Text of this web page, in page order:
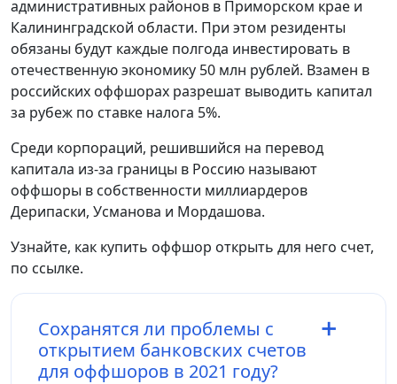
административных районов в Приморском крае и
Калининградской области. При этом резиденты
обязаны будут каждые полгода инвестировать в
отечественную экономику 50 млн рублей. Взамен в
российских оффшорах разрешат выводить капитал
за рубеж по ставке налога 5%.
Среди корпораций, решившийся на перевод
капитала из-за границы в Россию называют
оффшоры в собственности миллиардеров
Дерипаски, Усманова и Мордашова.
Узнайте, как купить оффшор открыть для него счет,
по ссылке.
Сохранятся ли проблемы с
открытием банковских счетов
для оффшоров в 2021 году?